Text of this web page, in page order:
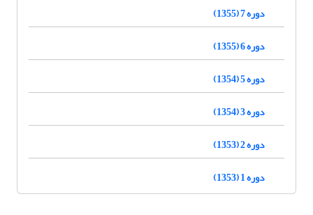
دوره 7 (1355)
دوره 6 (1355)
دوره 5 (1354)
دوره 3 (1354)
دوره 2 (1353)
دوره 1 (1353)